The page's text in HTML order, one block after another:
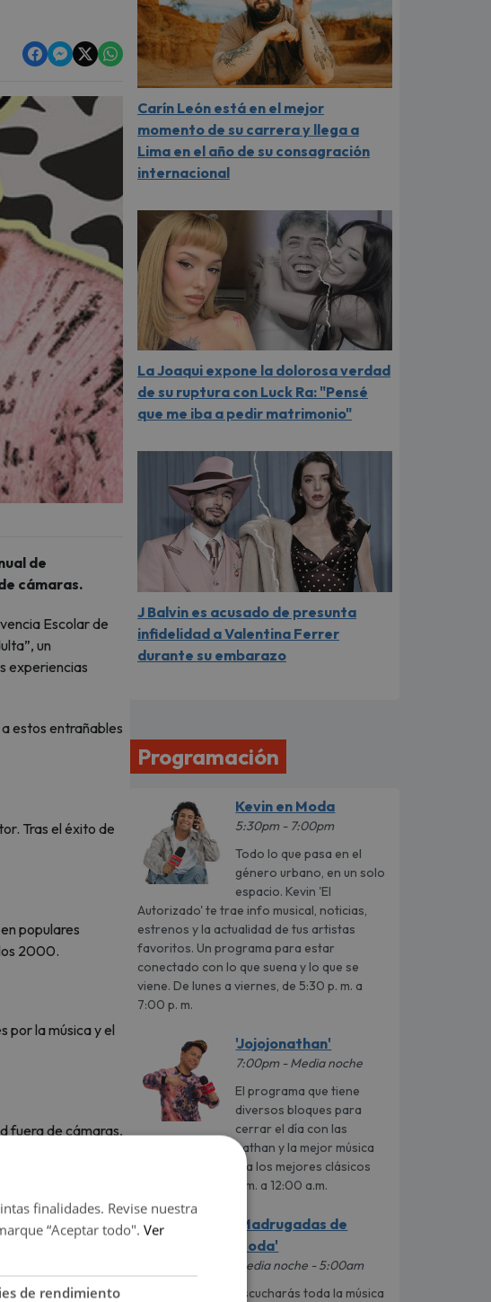
de
cámaras.
Escolar de
un
experiencias
estos entrañables
Tras el éxito de
populares
2000.
por la música y el
fuera de cámaras,
los
la vida adulta
Carín León está en el mejor
momento de su carrera y llega a
Lima en el año de su consagración
internacional
La Joaqui expone la dolorosa verdad
de su ruptura con Luck Ra: "Pensé
que me iba a pedir matrimonio"
J Balvin es acusado de presunta
infidelidad a Valentina Ferrer
durante su embarazo
Programación
Kevin en Moda
5:30pm - 7:00pm
Todo lo que pasa en el
género urbano, en un solo
espacio. Kevin 'El
Autorizado' te trae info musical, noticias,
estrenos y la actualidad de tus artistas
favoritos. Un programa para estar
conectado con lo que suena y lo que se
viene. De lunes a viernes, de 5:30 p. m. a
7:00 p. m.
'Jojojonathan'
7:00pm - Media noche
El programa que tiene
diversos bloques para
cerrar el día con las
locuras de Jojojonathan y la mejor música
del momento junto a los mejores clásicos
urbanos de 7:00 p.m. a 12:00 a.m.
'Madrugadas de
Moda'
Media noche - 5:00am
Escucharás toda la música
finalidades. Revise nuestra
“Aceptar todo". Ver
de rendimiento